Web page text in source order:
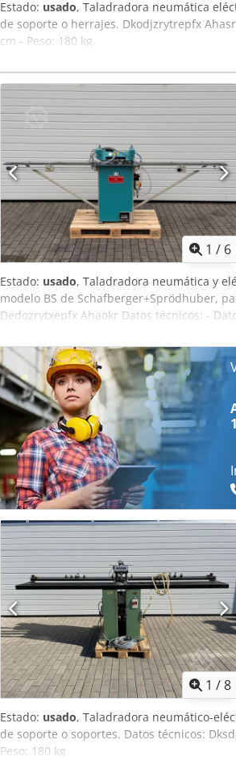
Estado: usado, Taladradora neumática
de soporte o herrajes. Dkodjzrytrepfx
cm - Peso: 180 kg
1 / 6
Estado: usado, Taladradora neumática y
modelo BS de Schafberger+Sprödhuber,
Dedozrytxepfx Ahaokr Datos técnicos: -
1 /8
Estado: usado, Taladradora neumático-
de soporte o soportes. Datos técnicos:
Peso: 180 kg